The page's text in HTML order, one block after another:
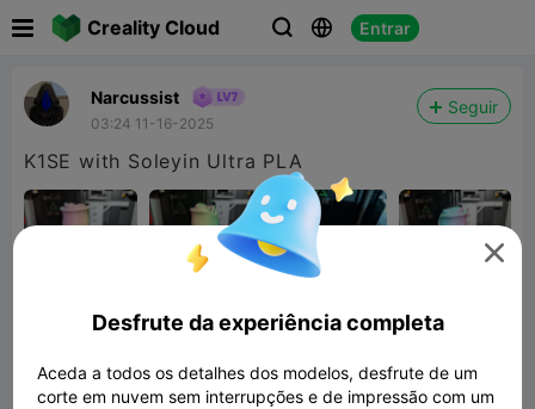
Creality Cloud   Entrar
Narcussist
03:24 11-16-2025
Seguir
K1SE with Soleyin Ultra PLA

Desfrute da experiência completa
Aceda a todos os detalhes dos modelos, desfrute de um
corte em nuvem sem interrupções e de impressão com um